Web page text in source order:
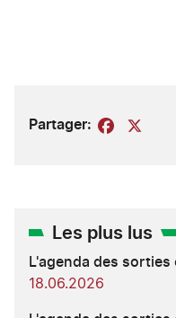
Partager: Facebook
Les plus lus
L'agenda des sorties
18.06.2026